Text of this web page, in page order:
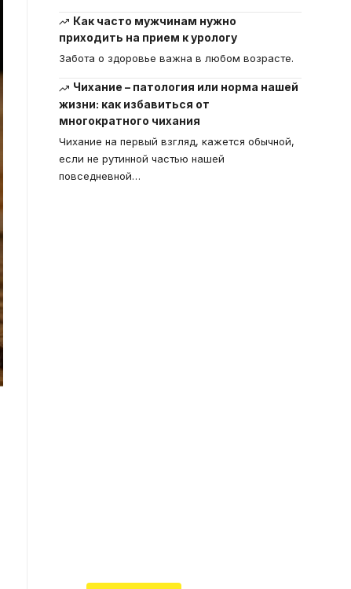
Как часто мужчинам нужно
приходить на прием к урологу
Забота о здоровье важна в любом возрасте.
Чихание – патология или норма нашей
жизни: как избавиться от
многократного чихания
Чихание на первый взгляд, кажется обычной,
если не рутинной частью нашей
повседневной…